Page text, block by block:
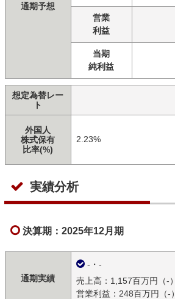
通期予想
営業
利益
当期
純利益
想定為替レー
ト
外国人
株式保有
比率(%)
2.23%
実績分析
決算期：2025年12月期
通期実績
-・-
売上高：1,157百万円（-）
営業利益：248百万円（-）